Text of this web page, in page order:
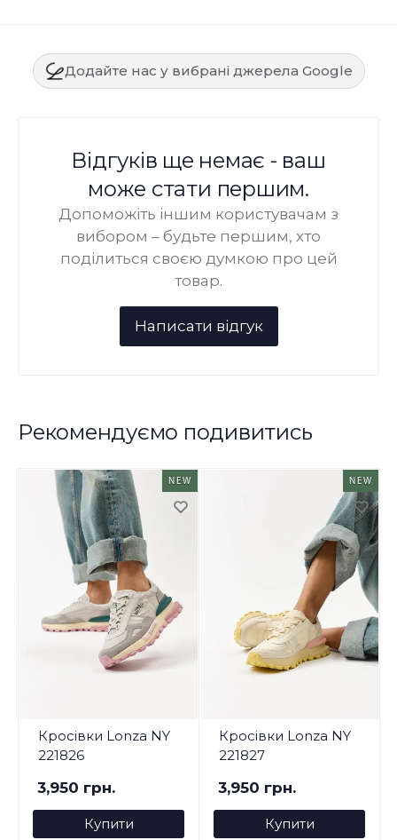
Додайте нас у вибрані джерела Google
Відгуків ще немає - ваш
може стати першим.
Допоможіть іншим користувачам з
вибором – будьте першим, хто
поділиться своєю думкою про цей
товар.
Рекомендуємо подивитись
NEW
Кросівки Lonza NY
221826
3,950 грн.
Купити
NEW
Кросівки Lonza NY
221827
3,950 грн.
Купити